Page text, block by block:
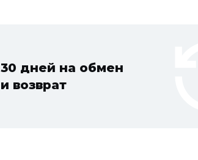
30 дней на обмен
и возврат